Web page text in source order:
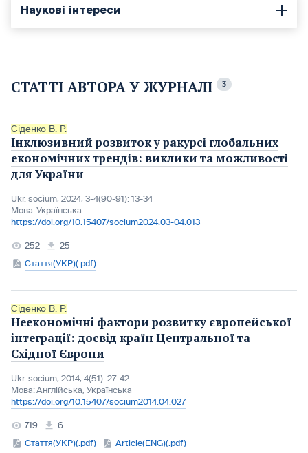
Наукові інтереси
СТАТТІ АВТОРА У ЖУРНАЛІ 3
Сіденко В. Р.
Інклюзивний розвиток у ракурсі глобальних
економічних трендів: виклики та можливості
для України
Ukr. socìum, 2024, 3-4(90-91): 13-34
Мова:Українська
https://doi.org/10.15407/socium2024.03-04.013
252
25
Стаття(УКР)(.pdf)
Сіденко В. Р.
Неекономічні фактори розвитку європейської
інтеграції: досвід країн Центральної та
Східної Європи
Ukr. socìum, 2014, 4(51): 27-42
Мова:Англійська, Українська
https://doi.org/10.15407/socium2014.04.027
719
6
Стаття(УКР)(.pdf)
Article(ENG)(.pdf)